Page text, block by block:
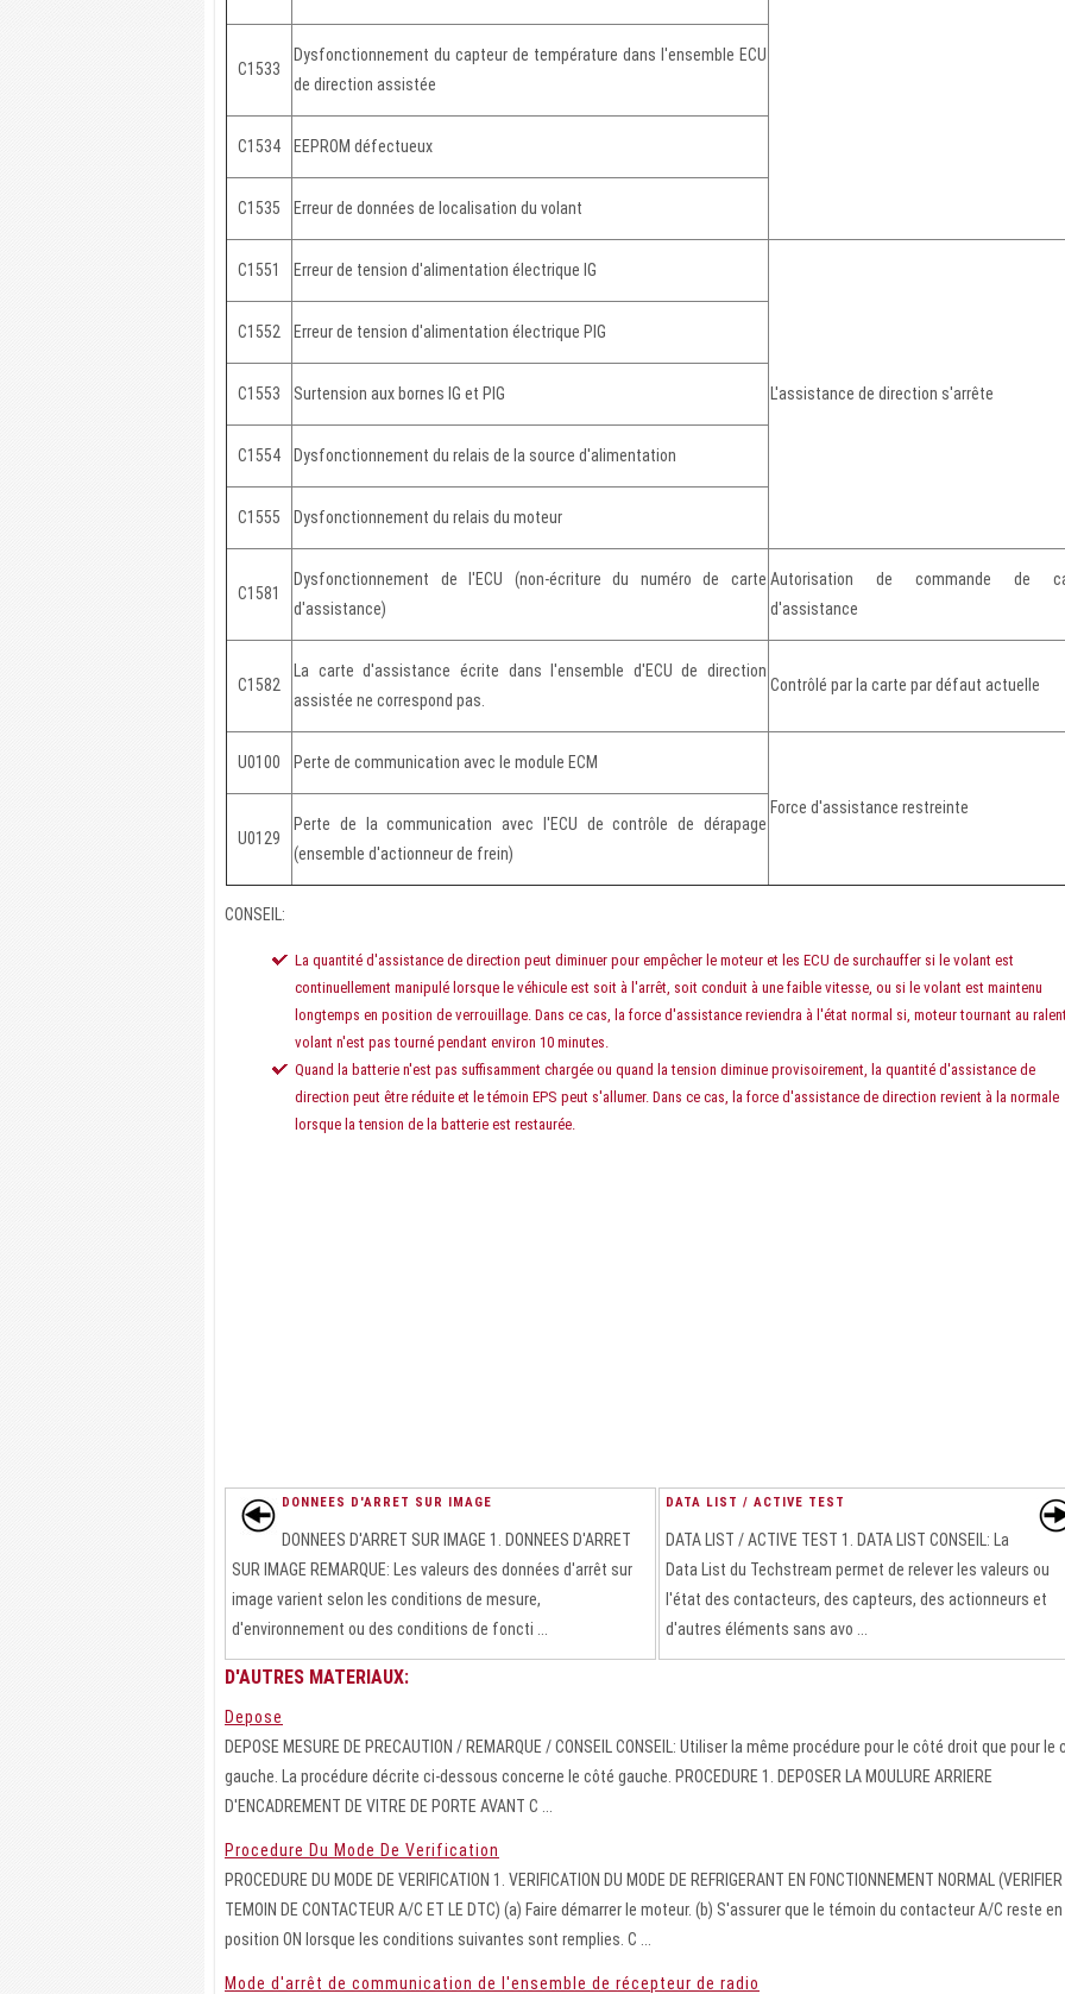
C1533
Dysfonctionnement du capteur de température dans l'ensemble ECU
de direction assistée
C1534 EEPROM défectueux
C1535 Erreur de données de localisation du volant
C1551 Erreur de tension d'alimentation électrique IG
L'assistance de direction s'arrête
C1552 Erreur de tension d'alimentation électrique PIG
C1553 Surtension aux bornes IG et PIG
C1554 Dysfonctionnement du relais de la source d'alimentation
C1555 Dysfonctionnement du relais du moteur
C1581
Dysfonctionnement de l'ECU (non-écriture du numéro de carte
d'assistance)
Autorisation de commande de
d'assistance
C1582
La carte d'assistance écrite dans l'ensemble d'ECU de direction
assistée ne correspond pas.
Contrôlé par la carte par défaut actuelle
U0100 Perte de communication avec le module ECM
Force d'assistance restreinte
U0129
Perte de la communication avec l'ECU de contrôle de dérapage
(ensemble d'actionneur de frein)
CONSEIL:
La quantité d'assistance de direction peut diminuer pour empêcher le moteur et les ECU de surchauffer si le volant est
continuellement manipulé lorsque le véhicule est soit à l'arrêt, soit conduit à une faible vitesse, ou si le volant est maintenu
longtemps en position de verrouillage. Dans ce cas, la force d'assistance reviendra à l'état normal si, moteur tournant au
volant n'est pas tourné pendant environ 10 minutes.
Quand la batterie n'est pas suffisamment chargée ou quand la tension diminue provisoirement, la quantité d'assistance de
direction peut être réduite et le témoin EPS peut s'allumer. Dans ce cas, la force d'assistance de direction revient à la normale
lorsque la tension de la batterie est restaurée.
DONNEES D'ARRET SUR IMAGE
DONNEES D'ARRET SUR IMAGE 1. DONNEES D'ARRET
SUR IMAGE REMARQUE: Les valeurs des données d'arrêt sur
image varient selon les conditions de mesure,
d'environnement ou des conditions de foncti ...
DATA LIST / ACTIVE TEST
DATA LIST / ACTIVE TEST 1. DATA LIST CONSEIL: La
Data List du Techstream permet de relever les valeurs ou
l'état des contacteurs, des capteurs, des actionneurs et
d'autres éléments sans avo ...
D'AUTRES MATERIAUX:
Depose
DEPOSE MESURE DE PRECAUTION / REMARQUE / CONSEIL CONSEIL: Utiliser la même procédure pour le côté droit que pour le
gauche. La procédure décrite ci-dessous concerne le côté gauche. PROCEDURE 1. DEPOSER LA MOULURE ARRIERE
D'ENCADREMENT DE VITRE DE PORTE AVANT C ...
Procedure Du Mode De Verification
PROCEDURE DU MODE DE VERIFICATION 1. VERIFICATION DU MODE DE REFRIGERANT EN FONCTIONNEMENT NORMAL
TEMOIN DE CONTACTEUR A/C ET LE DTC) (a) Faire démarrer le moteur. (b) S'assurer que le témoin du contacteur A/C reste en
position ON lorsque les conditions suivantes sont remplies. C ...
Mode d'arrêt de communication de l'ensemble de récepteur de radio